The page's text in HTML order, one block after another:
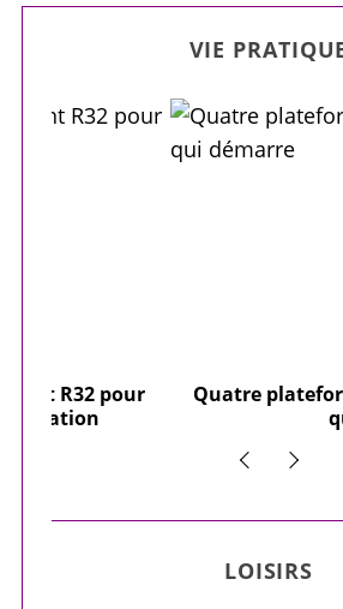
VIE
Quatre plateformes de
LOISIRS